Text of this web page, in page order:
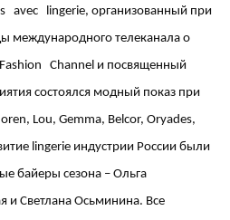
avec lingerie, организованный при
международного телеканала о
Fashion Channel и посвященный
состоялся модный показ при
Lou, Gemma, Belcor, Oryades,
lingerie индустрии России были
байеры сезона – Ольга
и Светлана Осьминина. Все